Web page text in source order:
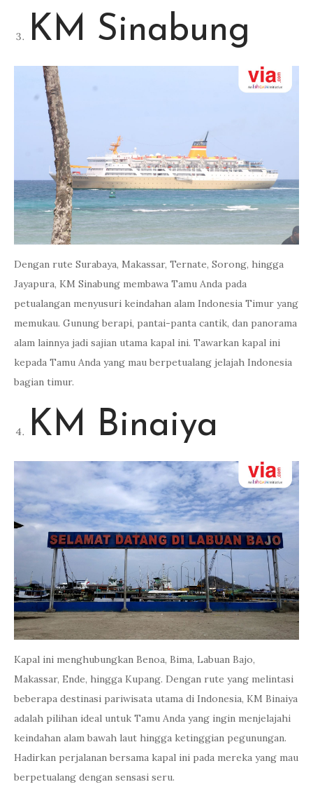
KM Sinabung
Dengan rute Surabaya, Makassar, Ternate, Sorong, hingga
Jayapura, KM Sinabung membawa Tamu Anda pada
petualangan menyusuri keindahan alam Indonesia Timur yang
memukau. Gunung berapi, pantai-panta cantik, dan panorama
alam lainnya jadi sajian utama kapal ini. Tawarkan kapal ini
kepada Tamu Anda yang mau berpetualang jelajah Indonesia
bagian timur.
KM Binaiya
Kapal ini menghubungkan Benoa, Bima, Labuan Bajo,
Makassar, Ende, hingga Kupang. Dengan rute yang melintasi
beberapa destinasi pariwisata utama di Indonesia, KM Binaiya
adalah pilihan ideal untuk Tamu Anda yang ingin menjelajahi
keindahan alam bawah laut hingga ketinggian pegunungan.
Hadirkan perjalanan bersama kapal ini pada mereka yang mau
berpetualang dengan sensasi seru.